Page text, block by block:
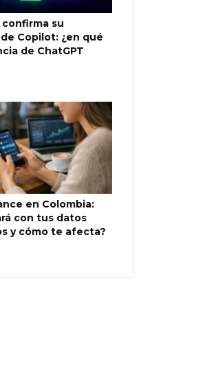
su
Copilot: ¿en qué
de ChatGPT
en Colombia:
con tus datos
y cómo te afecta?